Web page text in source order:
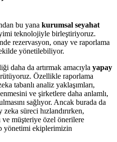
bu yana kurumsal seyahat
teknolojiyle birleştiriyoruz.
rezervasyon, onay ve raporlama
yönetilebiliyor.
daha da artırmak amacıyla yapay
Özellikle raporlama
tabanlı analiz yaklaşımları,
ve şirketlere daha anlamlı,
sağlıyor. Ancak burada da
süreci hızlandırırken,
ve müşteriye özel önerilere
yönetimi ekiplerimizin